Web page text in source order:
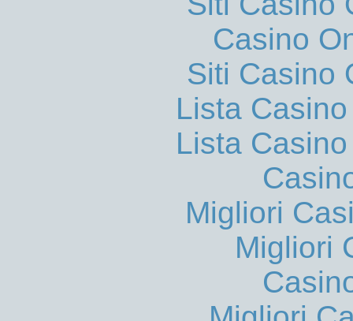
Casino
Siti Casino
Lista
Lista
Migliori
Migliori